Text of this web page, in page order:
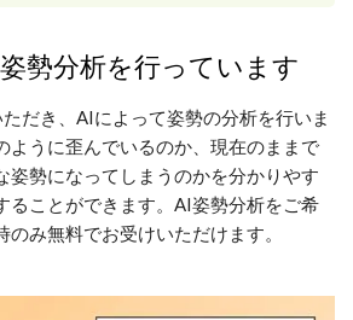
勢分析を行っています
だき、AIによって姿勢の分析を行いま
ように歪んでいるのか、現在のままで
姿勢になってしまうのかを分かりやす
ることができます。AI姿勢分析をご希
み無料でお受けいただけます。